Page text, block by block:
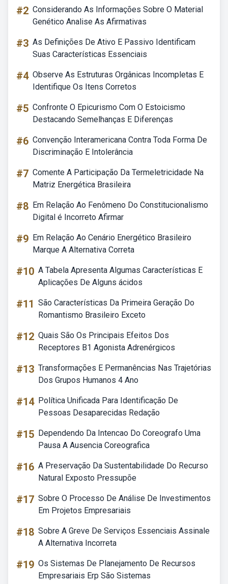
#2 Considerando As Informações Sobre O Material
Genético Analise As Afirmativas
#3 As Definições De Ativo E Passivo Identificam
Suas Características Essenciais
#4 Observe As Estruturas Orgânicas Incompletas E
Identifique Os Itens Corretos
#5 Confronte O Epicurismo Com O Estoicismo
Destacando Semelhanças E Diferenças
#6 Convenção Interamericana Contra Toda Forma De
Discriminação E Intolerância
#7 Comente A Participação Da Termeletricidade Na
Matriz Energética Brasileira
#8 Em Relação Ao Fenômeno Do Constitucionalismo
Digital é Incorreto Afirmar
#9 Em Relação Ao Cenário Energético Brasileiro
Marque A Alternativa Correta
#10 A Tabela Apresenta Algumas Características E
Aplicações De Alguns ácidos
#11 São Características Da Primeira Geração Do
Romantismo Brasileiro Exceto
#12 Quais São Os Principais Efeitos Dos
Receptores B1 Agonista Adrenérgicos
#13 Transformações E Permanências Nas Trajetórias
Dos Grupos Humanos 4 Ano
#14 Política Unificada Para Identificação De
Pessoas Desaparecidas Redação
#15 Dependendo Da Intencao Do Coreografo Uma
Pausa A Ausencia Coreografica
#16 A Preservação Da Sustentabilidade Do Recurso
Natural Exposto Pressupõe
#17 Sobre O Processo De Análise De Investimentos
Em Projetos Empresariais
#18 Sobre A Greve De Serviços Essenciais Assinale
A Alternativa Incorreta
#19 Os Sistemas De Planejamento De Recursos
Empresariais Erp São Sistemas